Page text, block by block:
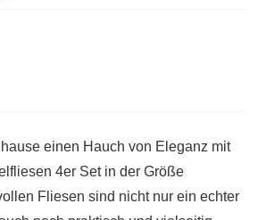
einen Hauch von Eleganz mit
4er Set in der Größe
Fliesen sind nicht nur ein echter